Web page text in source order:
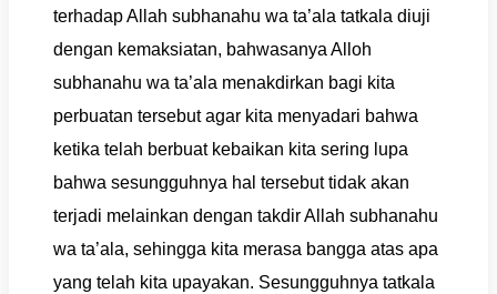
terhadap Allah subhanahu wa ta’ala tatkala diuji
dengan kemaksiatan, bahwasanya Alloh
subhanahu wa ta’ala menakdirkan bagi kita
perbuatan tersebut agar kita menyadari bahwa
ketika telah berbuat kebaikan kita sering lupa
bahwa sesungguhnya hal tersebut tidak akan
terjadi melainkan dengan takdir Allah subhanahu
wa ta’ala, sehingga kita merasa bangga atas apa
yang telah kita upayakan. Sesungguhnya tatkala